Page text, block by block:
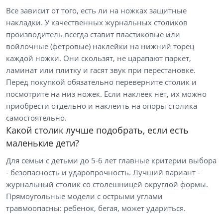
Все зависит от того, есть ли на ножках защитные
накладки. У качественных журнальных столиков
производитель всегда ставит пластиковые или
войлочные (фетровые) наклейки на нижний торец
каждой ножки. Они скользят, не царапают паркет,
ламинат или плитку и гасят звук при перестановке.
Перед покупкой обязательно переверните столик и
посмотрите на низ ножек. Если наклеек нет, их можно
приобрести отдельно и наклеить на опоры столика
самостоятельно.
Какой столик лучше подобрать, если есть
маленькие дети?
Для семьи с детьми до 5-6 лет главные критерии выбора
- безопасность и ударопрочность. Лучший вариант -
журнальный столик со столешницей округлой формы.
Прямоугольные модели с острыми углами
травмоопасны: ребенок, бегая, может удариться.